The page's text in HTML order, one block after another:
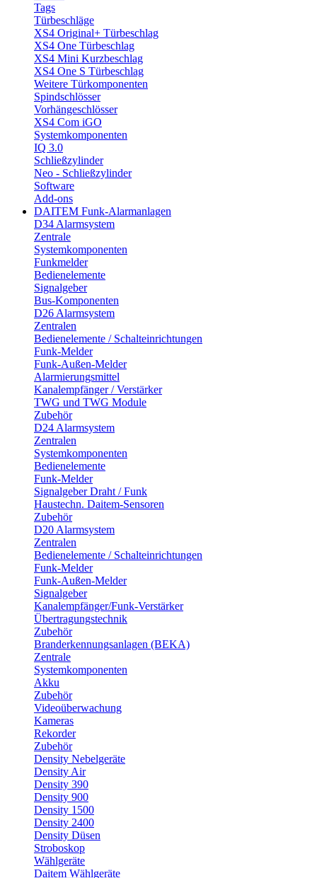
Tags
Türbeschläge
XS4 Original+ Türbeschlag
XS4 One Türbeschlag
XS4 Mini Kurzbeschlag
XS4 One S Türbeschlag
Weitere Türkomponenten
Spindschlösser
Vorhängeschlösser
XS4 Com iGO
Systemkomponenten
IQ 3.0
Schließzylinder
Neo - Schließzylinder
Software
Add-ons
DAITEM Funk-Alarmanlagen
D34 Alarmsystem
Zentrale
Systemkomponenten
Funkmelder
Bedienelemente
Signalgeber
Bus-Komponenten
D26 Alarmsystem
Zentralen
Bedienelemente / Schalteinrichtungen
Funk-Melder
Funk-Außen-Melder
Alarmierungsmittel
Kanalempfänger / Verstärker
TWG und TWG Module
Zubehör
D24 Alarmsystem
Zentralen
Systemkomponenten
Bedienelemente
Funk-Melder
Signalgeber Draht / Funk
Haustechn. Daitem-Sensoren
Zubehör
D20 Alarmsystem
Zentralen
Bedienelemente / Schalteinrichtungen
Funk-Melder
Funk-Außen-Melder
Signalgeber
Kanalempfänger/Funk-Verstärker
Übertragungstechnik
Zubehör
Branderkennungsanlagen (BEKA)
Zentrale
Systemkomponenten
Akku
Zubehör
Videoüberwachung
Kameras
Rekorder
Zubehör
Density Nebelgeräte
Density Air
Density 390
Density 900
Density 1500
Density 2400
Density Düsen
Stroboskop
Wählgeräte
Daitem Wählgeräte